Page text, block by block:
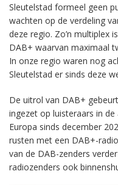
Sleutelstad formeel geen
wachten op de verdeling
deze regio. Zo’n multiplex
DAB+ waarvan maximaal
In onze regio waren nog
Sleutelstad er sinds deze
De uitrol van DAB+
ingezet op luisteraars in
Europa sinds december
rusten met een DAB+-
van de DAB-zenders
radiozenders ook